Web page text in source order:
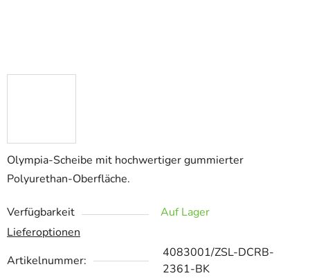
Olympia-Scheibe mit hochwertiger gummierter
Polyurethan-Oberfläche.
Verfügbarkeit
Auf Lager
Lieferoptionen
Artikelnummer:
4083001/ZSL-DCRB-
2361-BK